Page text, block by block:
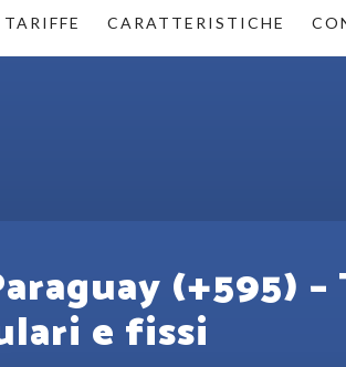
TARIFFE CARATTERISTICHE
(+595)
e fissi